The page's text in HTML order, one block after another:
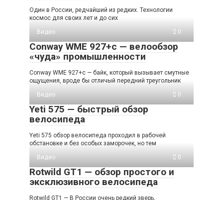
Один в России, редчайший из редких. Технологии
космос для своих лет и до сих
Видео
0
Conway WME 927+c — велообзор
«чуда» промышленности
Conway WME 927+c — байк, который вызывает смутные
ощущения, вроде бы отличый передний треугольник
Видео
0
Yeti 575 — быстрый обзор
велосипеда
Yeti 575 обзор велосипеда проходил в рабочей
обстановке и без особых заморочек, но тем
Видео
0
Rotwild GT1 — обзор простого и
эксклюзивного велосипеда
Rotwild GT1 — В России очень редкий зверь,